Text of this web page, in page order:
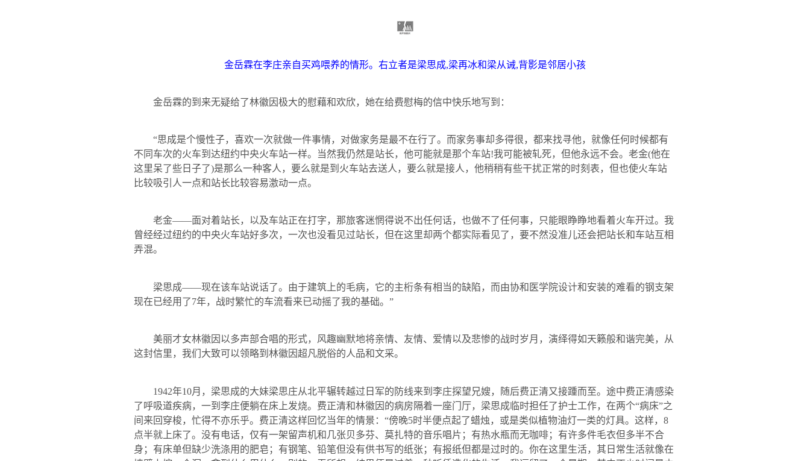
金岳霖在李庄亲自买鸡喂养的情形。右立者是梁思成,梁再冰和梁从诫,背影是邻居小孩
金岳霖的到来无疑给了林徽因极大的慰藉和欢欣，她在给费慰梅的信中快乐地写到：
“思成是个慢性子，喜欢一次就做一件事情，对做家务是最不在行了。而家务事却多得很，都来找寻他，就像任何时候都有
不同车次的火车到达纽约中央火车站一样。当然我仍然是站长，他可能就是那个车站!我可能被轧死，但他永远不会。老金(他在
这里呆了些日子了)是那么一种客人，要么就是到火车站去送人，要么就是接人，他稍稍有些干扰正常的时刻表，但也使火车站
比较吸引人一点和站长比较容易激动一点。
老金——面对着站长，以及车站正在打字，那旅客迷惘得说不出任何话，也做不了任何事，只能眼睁睁地看着火车开过。我
曾经经过纽约的中央火车站好多次，一次也没看见过站长，但在这里却两个都实际看见了，要不然没准儿还会把站长和车站互相
弄混。
梁思成——现在该车站说话了。由于建筑上的毛病，它的主桁条有相当的缺陷，而由协和医学院设计和安装的难看的钢支架
现在已经用了7年，战时繁忙的车流看来已动摇了我的基础。”
美丽才女林徽因以多声部合唱的形式，风趣幽默地将亲情、友情、爱情以及悲惨的战时岁月，演绎得如天籁般和谐完美，从
这封信里，我们大致可以领略到林徽因超凡脱俗的人品和文采。
1942年10月，梁思成的大妹梁思庄从北平辗转越过日军的防线来到李庄探望兄嫂，随后费正清又接踵而至。途中费正清感染
了呼吸道疾病，一到李庄便躺在床上发烧。费正清和林徽因的病房隔着一座门厅，梁思成临时担任了护士工作，在两个“病床”之
间来回穿梭，忙得不亦乐乎。费正清这样回忆当年的情景：“傍晚5时半便点起了蜡烛，或是类似植物油灯一类的灯具。这样， 8
点半就上床了。没有电话，仅有一架留声机和几张贝多芬、莫扎特的音乐唱片；有热水瓶而无咖啡；有许多件毛衣但多半不合
身；有床单但缺少洗涤用的肥皂；有钢笔、铅笔但没有供书写的纸张；有报纸但都是过时的。你在这里生活，其日常生活就像在